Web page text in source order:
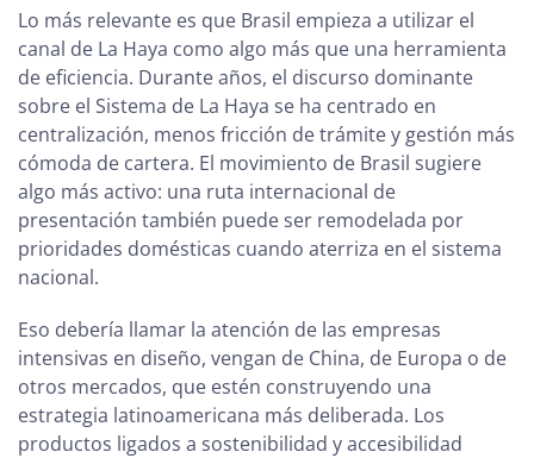
Lo más relevante es que Brasil empieza a utilizar el
canal de La Haya como algo más que una herramienta
de eficiencia. Durante años, el discurso dominante
sobre el Sistema de La Haya se ha centrado en
centralización, menos fricción de trámite y gestión más
cómoda de cartera. El movimiento de Brasil sugiere
algo más activo: una ruta internacional de
presentación también puede ser remodelada por
prioridades domésticas cuando aterriza en el sistema
nacional.
Eso debería llamar la atención de las empresas
intensivas en diseño, vengan de China, de Europa o de
otros mercados, que estén construyendo una
estrategia latinoamericana más deliberada. Los
productos ligados a sostenibilidad y accesibilidad